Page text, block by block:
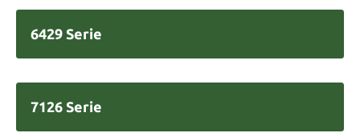
6429 Serie
7126 Serie